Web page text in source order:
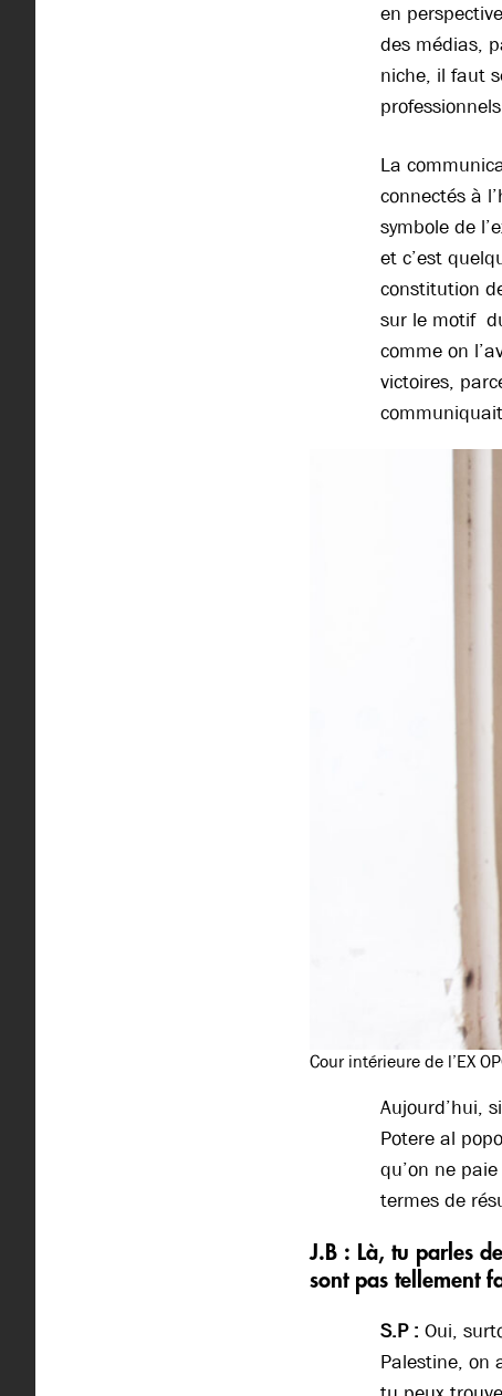
en
des médias,
niche, il faut
La
connectés à
symbole de
et c’est
constitution
sur le motif
comme on
victoires,
Cour intérieure de l’EX
Aujourd’hui,
Potere al
qu’on ne
termes de
J.B : Là, tu parles
sont pas tellement
S.P : Oui,
Palestine, on